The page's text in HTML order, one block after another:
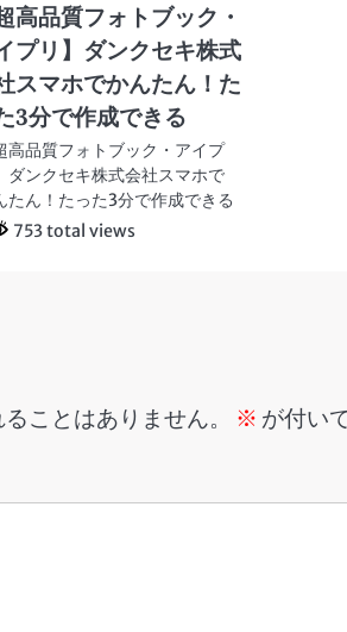
超高品質フォトブック・
プリ】ダンクセキ株式
スマホでかんたん！た
3分で作成できる
高品質フォトブック・アイプ
ダンクセキ株式会社スマホで
たん！たった3分で作成できる
753 total views
ことはありません。
※ が付い